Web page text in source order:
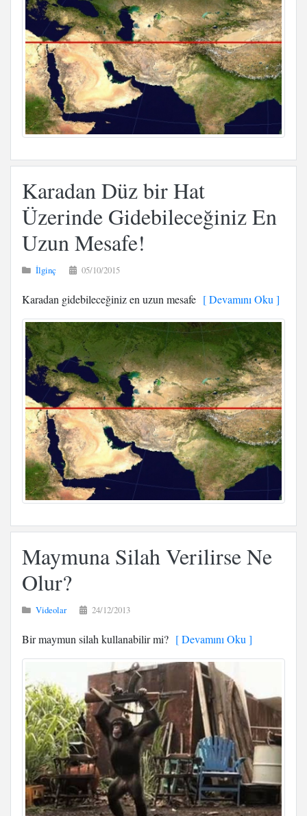
Karadan Düz bir Hat
Üzerinde Gidebileceğiniz En
Uzun Mesafe!
İlginç 05/10/2015
Karadan gidebileceğiniz en uzun mesafe [ Devamını Oku ]
Maymuna Silah Verilirse Ne
Olur?
Videolar 24/12/2013
Bir maymun silah kullanabilir mi? [ Devamını Oku ]